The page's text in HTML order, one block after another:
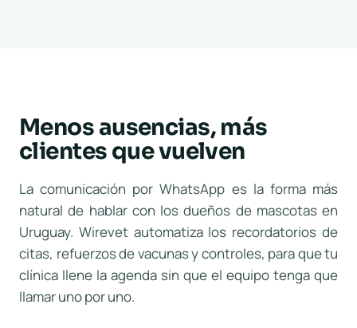
Menos ausencias, más
clientes que vuelven
La comunicación por WhatsApp es la forma más
natural de hablar con los dueños de mascotas en
Uruguay. Wirevet automatiza los recordatorios de
citas, refuerzos de vacunas y controles, para que tu
clínica llene la agenda sin que el equipo tenga que
llamar uno por uno.